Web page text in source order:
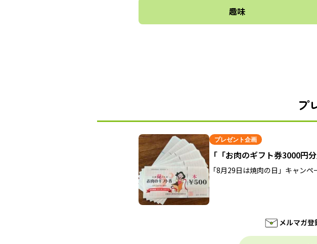
趣味
プ
プレゼント企画
「「お肉のギフト券3000円分
「8月29日は焼肉の日」キャン
メルマガ